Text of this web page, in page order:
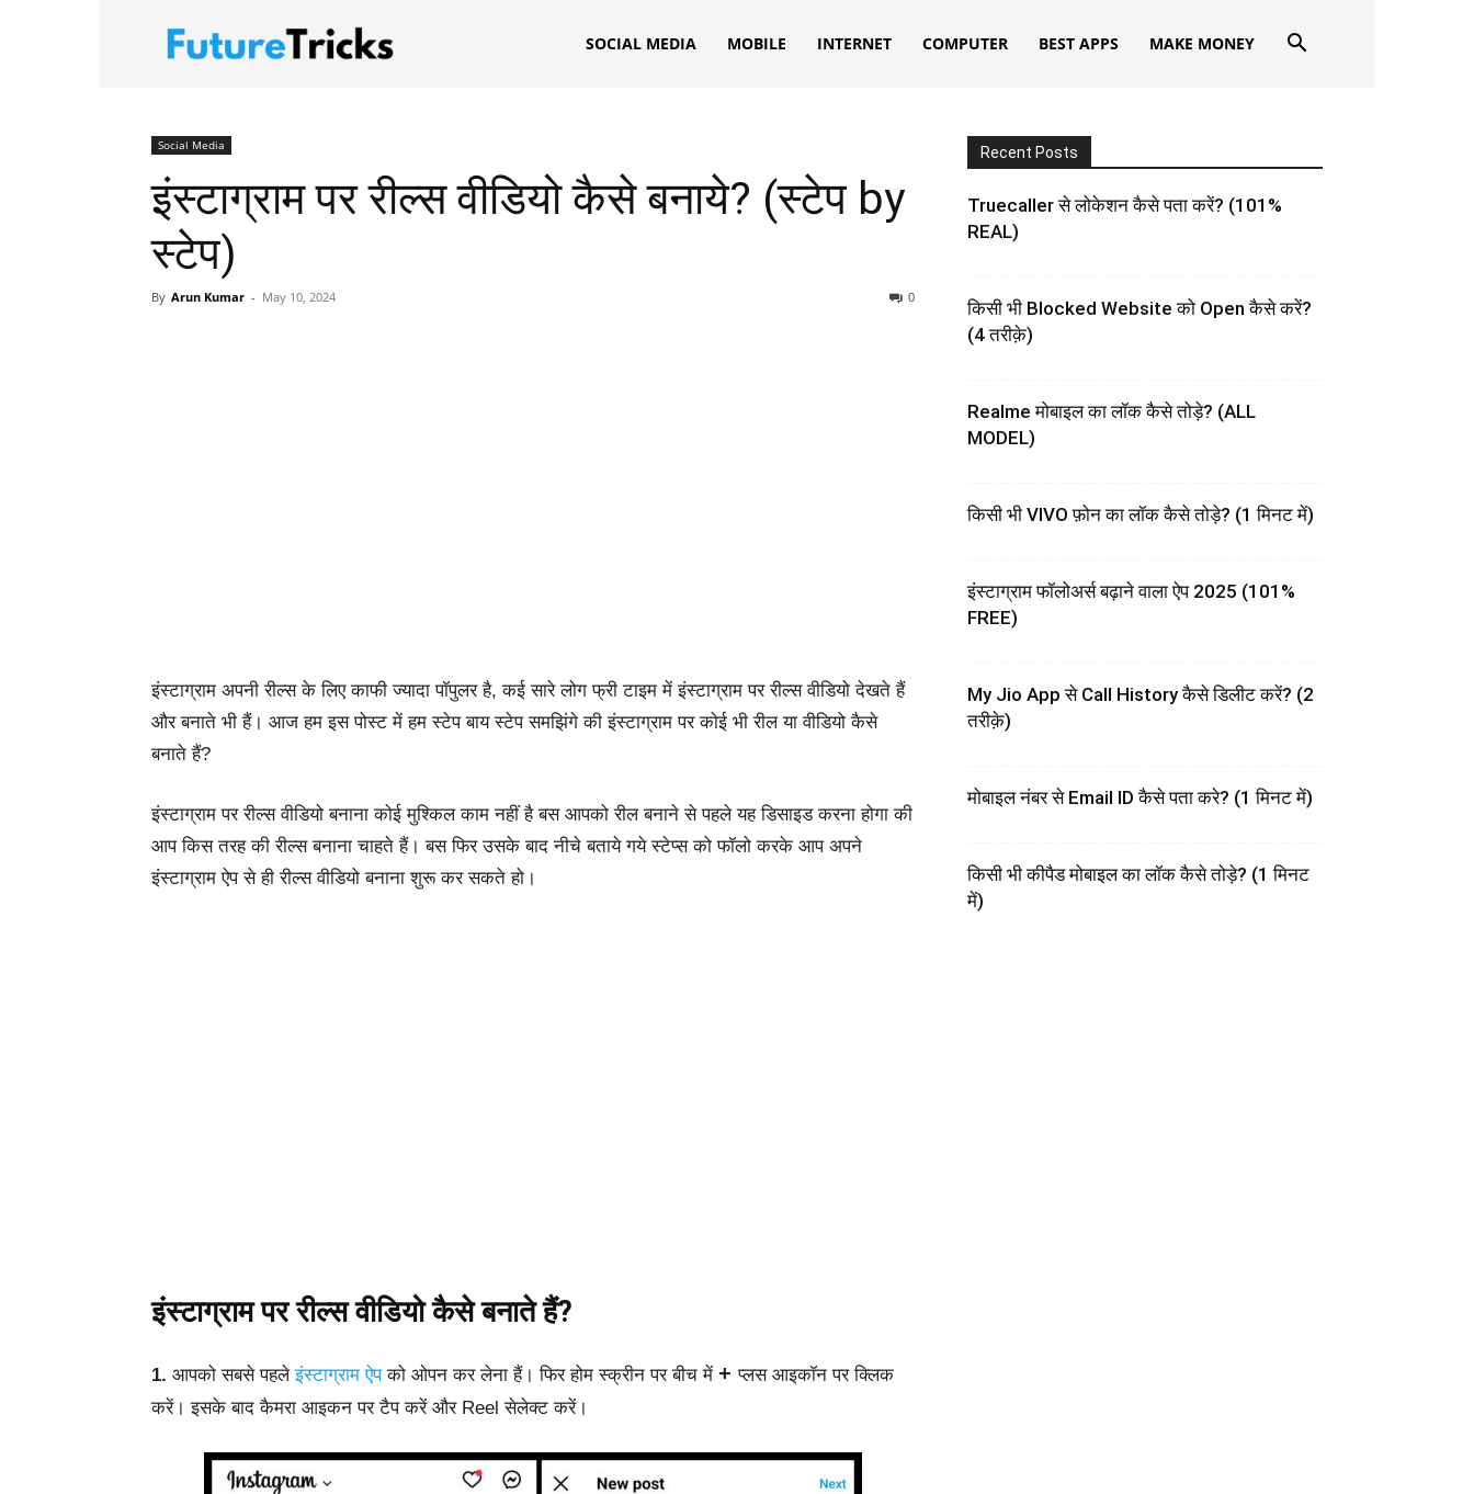
SOCIAL MEDIA MOBILE INTERNET COMPUTER BEST APPS MAKE MONEY
Social Media
इंस्टाग्राम पर रील्स वीडियो कैसे बनाये? (स्टेप by
स्टेप)
By Arun Kumar - May 10, 2024 0
इंस्टाग्राम अपनी रील्सके लिए काफी ज्यादा पॉपुलर है,कई सारे लोग फ्री टाइम में इंस्टाग्राम पररील्स वीडियोदेखते हैं
और बनाते भी हैं। आज हम इस पोस्ट में हम स्टेप बाय स्टेप समझिंगे की इंस्टाग्राम पर कोई भी रील या वीडियो कैसे
बनाते हैं?
इंस्टाग्राम पर रील्स वीडियो बनाना कोई मुश्किल काम नहीं है बस आपको रील बनाने से पहले यह डिसाइड करना होगा की
आप किस तरह की रील्स बनाना चाहते हैं। बस फिर उसके बाद नीचे बताये गये स्टेप्स को फॉलो करके आप अपने
इंस्टाग्राम ऐप से ही रील्स वीडियो बनाना शुरू कर सकते हो।
इंस्टाग्राम पर रील्स वीडियो कैसे बनाते हैं?
1. आपको सबसे पहले इंस्टाग्राम ऐप को ओपन कर लेना हैं। फिर होम स्क्रीन पर बीच में + प्लसआइकॉन पर क्लिक
करें। इसके बाद कैमरा आइकन पर टैप करें और Reel सेलेक्ट करें।
Recent Posts
Truecaller से लोकेशन कैसे पता करें? (101%
REAL)
किसी भी Blocked Website को Open कैसे करें?
(4 तरीक़े)
Realme मोबाइल का लॉक कैसे तोड़े? (ALL
MODEL)
किसी भी VIVO फ़ोन का लॉक कैसे तोड़े? (1 मिनट में)
इंस्टाग्राम फॉलोअर्स बढ़ाने वाला ऐप 2025 (101%
FREE)
My Jio App से Call History कैसे डिलीट करें? (2
तरीक़े)
मोबाइल नंबर से Email ID कैसे पता करे? (1 मिनट में)
किसी भी कीपैड मोबाइल का लॉक कैसे तोड़े? (1 मिनट
में)